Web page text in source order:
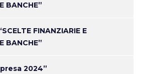
BANCHE”
FINANZIARIE E
BANCHE”
2024”